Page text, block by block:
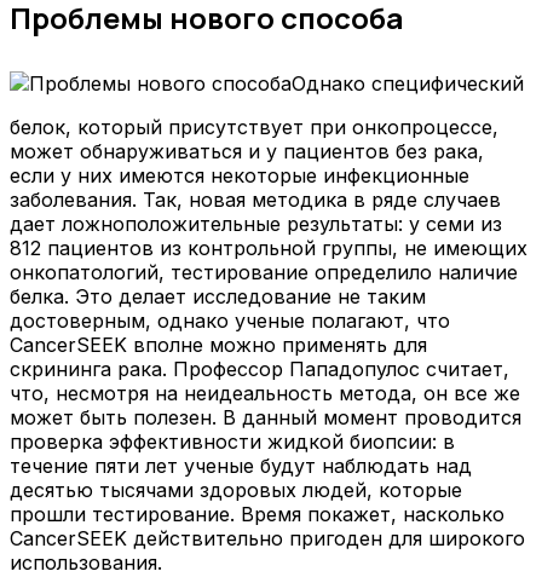
Проблемы нового способа
Однако специфический
белок, который присутствует при онкопроцессе,
может обнаруживаться и у пациентов без рака,
если у них имеются некоторые инфекционные
заболевания. Так, новая методика в ряде случаев
дает ложноположительные результаты: у семи из
812 пациентов из контрольной группы, не имеющих
онкопатологий, тестирование определило наличие
белка. Это делает исследование не таким
достоверным, однако ученые полагают, что
CancerSEEK вполне можно применять для
скрининга рака. Профессор Пападопулос считает,
что, несмотря на неидеальность метода, он все же
может быть полезен. В данный момент проводится
проверка эффективности жидкой биопсии: в
течение пяти лет ученые будут наблюдать над
десятью тысячами здоровых людей, которые
прошли тестирование. Время покажет, насколько
CancerSEEK действительно пригоден для широкого
использования.